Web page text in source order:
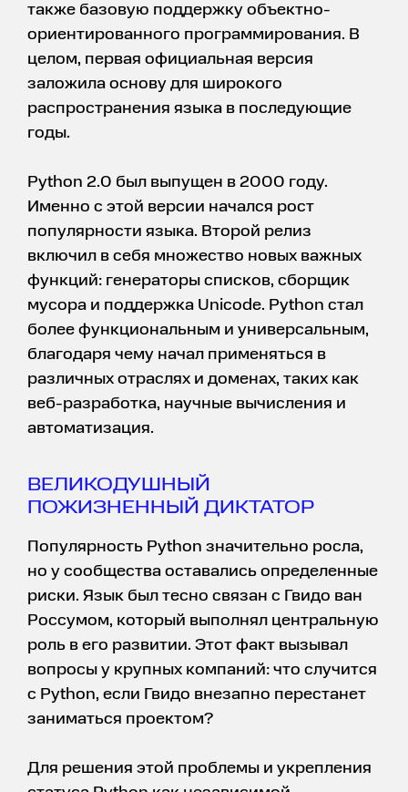
также базовую поддержку объектно-
ориентированного программирования. В
целом, первая официальная версия
заложила основу для широкого
распространения языка в последующие
годы.
Python 2.0 был выпущен в 2000 году.
Именно с этой версии начался рост
популярности языка. Второй релиз
включил в себя множество новых важных
функций: генераторы списков, сборщик
мусора и поддержка Unicode. Python стал
более функциональным и универсальным,
благодаря чему начал применяться в
различных отраслях и доменах, таких как
веб-разработка, научные вычисления и
автоматизация.
ВЕЛИКОДУШНЫЙ
ПОЖИЗНЕННЫЙ ДИКТАТОР
Популярность Python значительно росла,
но у сообщества оставались определенные
риски. Язык был тесно связан с Гвидо ван
Россумом, который выполнял центральную
роль в его развитии. Этот факт вызывал
вопросы у крупных компаний: что случится
с Python, если Гвидо внезапно перестанет
заниматься проектом?
Для решения этой проблемы и укрепления